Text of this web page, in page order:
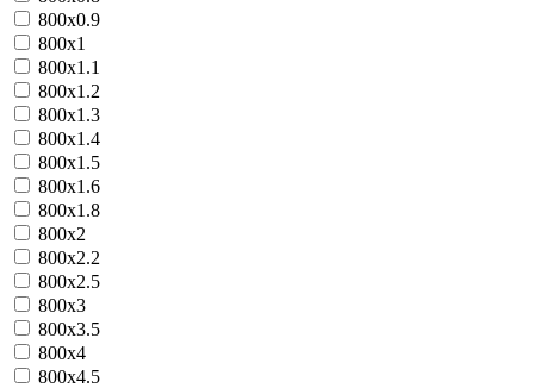
800х0.9
800х1
800х1.1
800х1.2
800х1.3
800х1.4
800х1.5
800х1.6
800х1.8
800х2
800х2.2
800х2.5
800х3
800х3.5
800х4
800х4.5